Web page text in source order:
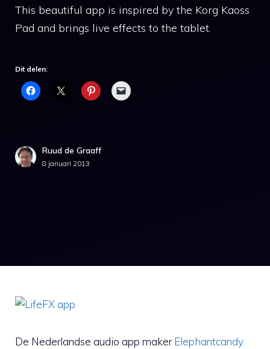
This beautiful app is inspired by the Korg Kaoss
Pad and brings live effects to the tablet.
Dit delen:
Ruud de Graaff
8 januari 2013
De Nederlandse audio app makerElephantcandy